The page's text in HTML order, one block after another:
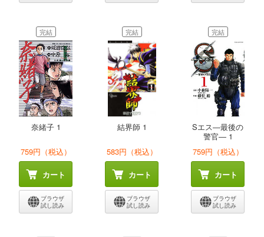
完結
奈緒子 1
759円（税込）
カート
ブラウザ
試し読み
完結
結界師 1
583円（税込）
カート
ブラウザ
試し読み
完結
Sエス―最後の
警官― 1
759円（税込）
カート
ブラウザ
試し読み